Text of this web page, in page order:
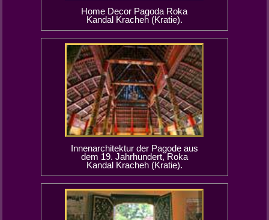
Home Decor Pagoda Roka
Kandal Kracheh (Kratie).
Innenarchitektur der Pagode aus
dem 19. Jahrhundert, Roka
Kandal Kracheh (Kratie).